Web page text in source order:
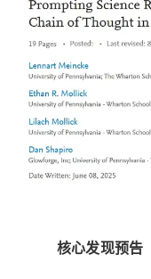
核心发现预告